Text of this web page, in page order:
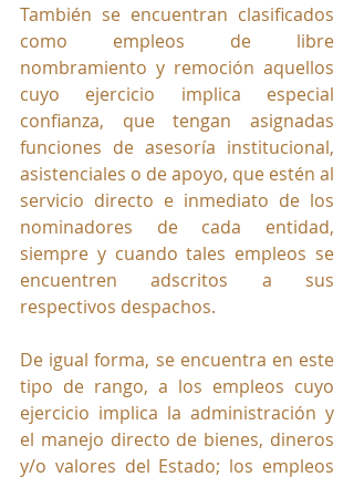
También se encuentran clasificados
como empleos de libre
nombramiento y remoción aquellos
cuyo ejercicio implica especial
confianza, que tengan asignadas
funciones de asesoría institucional,
asistenciales o de apoyo, que estén al
servicio directo e inmediato de los
nominadores de cada entidad,
siempre y cuando tales empleos se
encuentren adscritos a sus
respectivos despachos.
De igual forma, se encuentra en este
tipo de rango, a los empleos cuyo
ejercicio implica la administración y
el manejo directo de bienes, dineros
y/o valores del Estado; los empleos